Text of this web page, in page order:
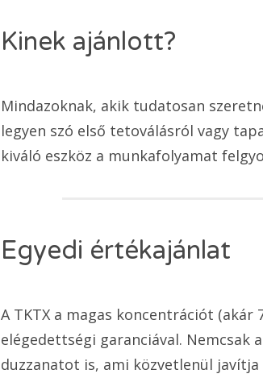
Kinek ajánlott?
Mindazoknak, akik tudatosan
legyen szó első tetoválásról vagy
kiváló eszköz a munkafolyamat
Egyedi értékajánlat
A TKTX a magas koncentrációt (akár
elégedettségi garanciával. Nemcsak
duzzanatot is, ami közvetlenül